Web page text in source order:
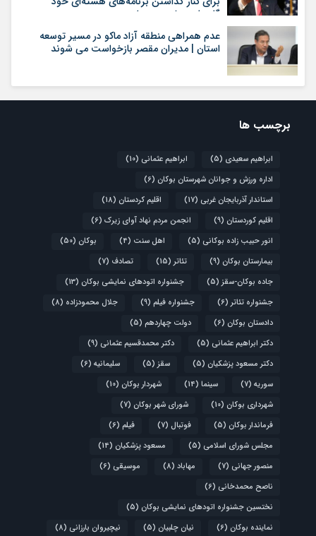
گام‌های بیشتری بردارد
عدم همراهی منطقه آزاد ماکو در مسیر توسعه
استان | مدیران مقصر بازخواست می شوند
برچسب ها
ابراهیم سعیدی (5) ابراهیم عثمانی (10)
اداره ورزش و جوانان شهرستان بوکان (6)
استاندار آذربایجان غربی (17) اقلیم کردستان (18)
اقلیم کوردستان (9) انجمن مردم نهاد آوای زیرک (6)
انور حبیب زاده بوکانی (5) اهل سنت (4) بوکان (50)
بیمارستان بوکان (9) تئاتر (15) تصادف (7)
جاده بوکان-سقز (5) جشنواره اتودهای نمایشی بوکان (13)
جشنواره تئاتر (6) جشنواره فیلم (9) جلال محمودزاده (8)
دادستان بوکان (6) دولت چهاردهم (5)
دکتر ابراهیم عثمانی (5) دکتر محمدقسیم عثمانی (9)
دکتر مسعود پزشکیان (5) سقز (5) سلیمانیه (6)
سوریه (7) سینما (14) شهردار بوکان (10)
شهرداری بوکان (10) شورای شهر بوکان (7)
فرماندار بوکان (5) فوتبال (7) فیلم (6)
مجلس شورای اسلامی (5) مسعود پزشکیان (14)
منصور جهانی (7) مهاباد (8) موسیقی (6)
ناصح محمدخانی (6)
نختسین جشنواره اتودهای نمایشی بوکان (5)
نماینده بوکان (6) نیان چلبیان (5) نیچیروان بارزانی (8)